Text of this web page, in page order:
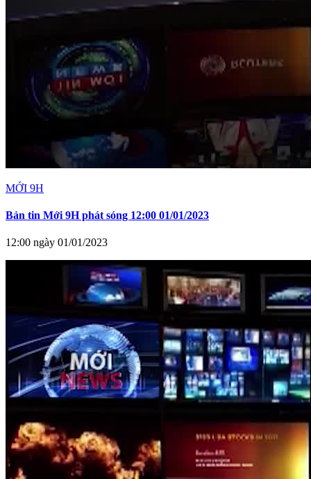
MỚI 9H
Bản tin Mới 9H phát sóng 12:00 01/01/2023
12:00 ngày 01/01/2023